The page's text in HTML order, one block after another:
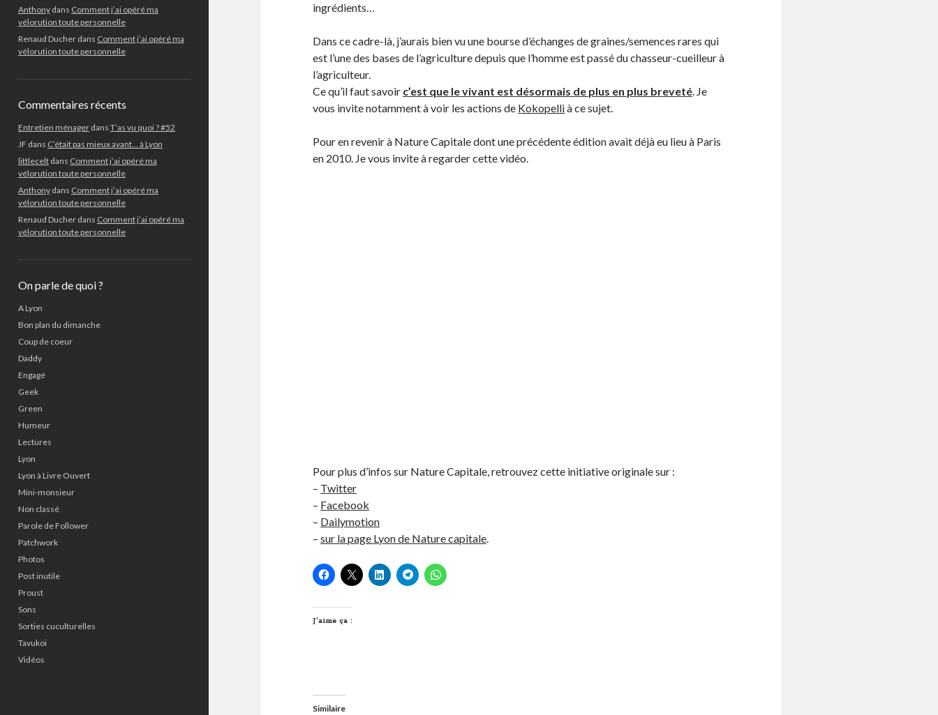
Anthonydans Comment j’ai opéré ma
vélorution toute personnelle
Renaud Ducherdans Comment j’ai opéré ma
vélorution toute personnelle
Commentaires récents
Entretien ménagerdans T’as vu quoi ? #52
JF dans C’était pas mieux avant… à Lyon
littleceltdans Comment j’ai opéré ma
vélorution toute personnelle
Anthonydans Comment j’ai opéré ma
vélorution toute personnelle
Renaud Ducherdans Comment j’ai opéré ma
vélorution toute personnelle
On parle de quoi ?
A Lyon
Bon plan du dimanche
Coup de coeur
Daddy
Engagé
Geek
Green
Humeur
Lectures
Lyon
Lyon à Livre Ouvert
Mini-monsieur
Non classé
Parole de Follower
Patchwork
Photos
Post inutile
Proust
Sons
Sorties cuculturelles
Tavukoi
Vidéos
ingrédients…
Dans ce cadre-là, j’aurais bien vu une bourse d’échanges de graines/semences rares qui
est l’une des bases de l’agriculture depuis que l’homme est passé du chasseur-cueilleur à
l’agriculteur.
Ce qu’il faut savoir c’est que le vivant est désormais de plus en plus breveté. Je
vous invite notamment à voir les actions de Kokopellià ce sujet.
Pour en revenir à Nature Capitale dont une précédente édition avait déjà eu lieu à Paris
en 2010. Je vous invite à regarder cette vidéo.
Pour plus d’infos sur Nature Capitale, retrouvez cette initiative originale sur :
– Twitter
– Facebook
– Dailymotion
–sur la page Lyon de Nature capitale.
J’aime ça :
Similaire